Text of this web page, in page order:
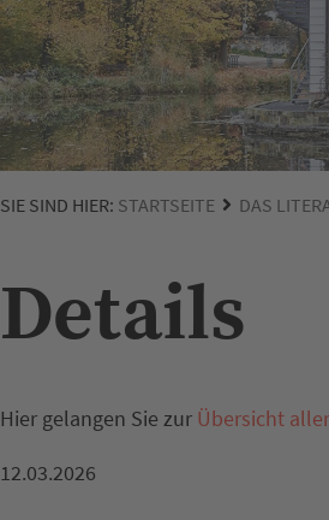
SIE SIND HIER: STARTSEITE DAS
Details
Hier gelangen Sie zur Übersicht
12.03.2026